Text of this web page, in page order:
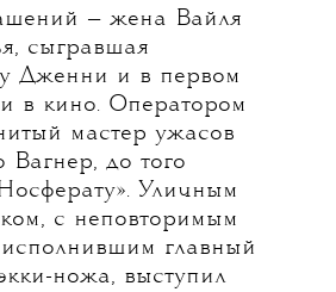
— жена Вайля
сыгравшая
Дженни и в первом
и в кино. Оператором
мастер ужасов
до того
Уличным
с неповторимым
главный
ножа, выступил